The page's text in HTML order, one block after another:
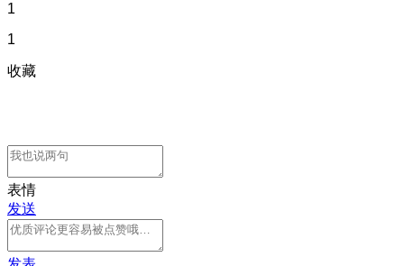
1
1
收藏
表情
发送